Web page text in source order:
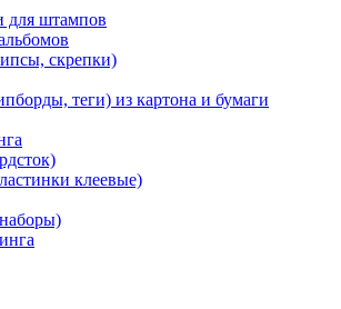
для штампов
скрепки)
теги) из картона и бумаги
клеевые)